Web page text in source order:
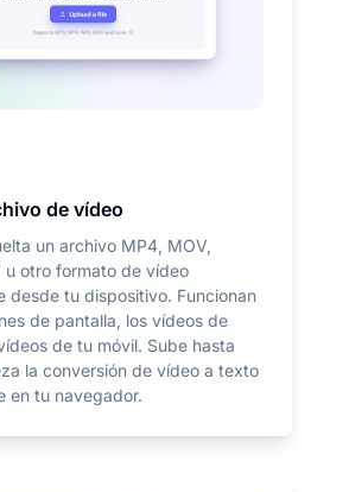
de vídeo
un archivo MP4, MOV,
u otro formato de vídeo
desde tu dispositivo. Funcionan
de pantalla, los vídeos de
de tu móvil. Sube hasta
la conversión de vídeo a texto
en tu navegador.